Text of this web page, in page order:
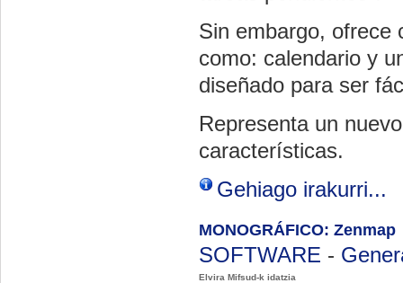
Sin embargo, ofrece
como: calendario y
diseñado para ser
Representa un
características.
Gehiago irakurri...
MONOGRÁFICO: Zenmap
SOFTWARE -
Elvira Mifsud-k idatzia